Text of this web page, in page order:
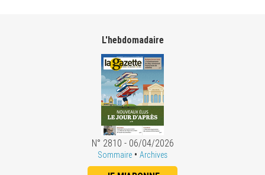
L'hebdomadaire
N° 2810 - 06/04/2026
Sommaire • Archives